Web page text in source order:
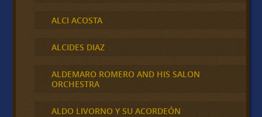
ALCI ACOSTA
ALCIDES DIAZ
ALDEMARO ROMERO AND HIS SALON
ORCHESTRA
ALDO LIVORNO Y SU ACORDEÓN